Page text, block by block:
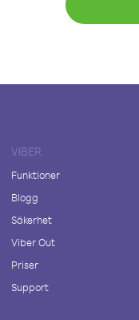
VIBER
Funktioner
Blogg
Säkerhet
Viber Out
Priser
Support